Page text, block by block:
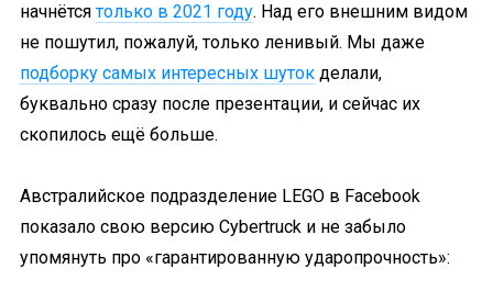
начнётсятолько в 2021 году. Над его внешним видом
не пошутил, пожалуй, только ленивый. Мы даже
подборку самых интересных шуток делали,
буквально сразу после презентации, и сейчас их
скопилось ещё больше.
Австралийское подразделение LEGO в Facebook
показало свою версию Cybertruck и не забыло
упомянуть про «гарантированную ударопрочность»: